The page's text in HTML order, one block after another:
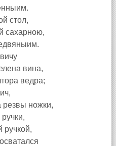
стол,
сахарною,
вина,
ведра;
резвы ножки,
ручкой,